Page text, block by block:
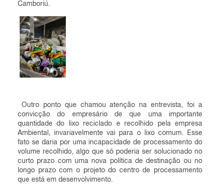
Camboriú.
Outro ponto que chamou atenção na entrevista, foi a
convicção do empresário de que uma importante
quantidade do lixo reciclado e recolhido pela empresa
Ambiental, invariavelmente vai para o lixo comum. Esse
fato se daria por uma incapacidade de processamento do
volume recolhido, algo que só poderia ser solucionado no
curto prazo com uma nova política de destinação ou no
longo prazo com o projeto do centro de processamento
que está em desenvolvimento.